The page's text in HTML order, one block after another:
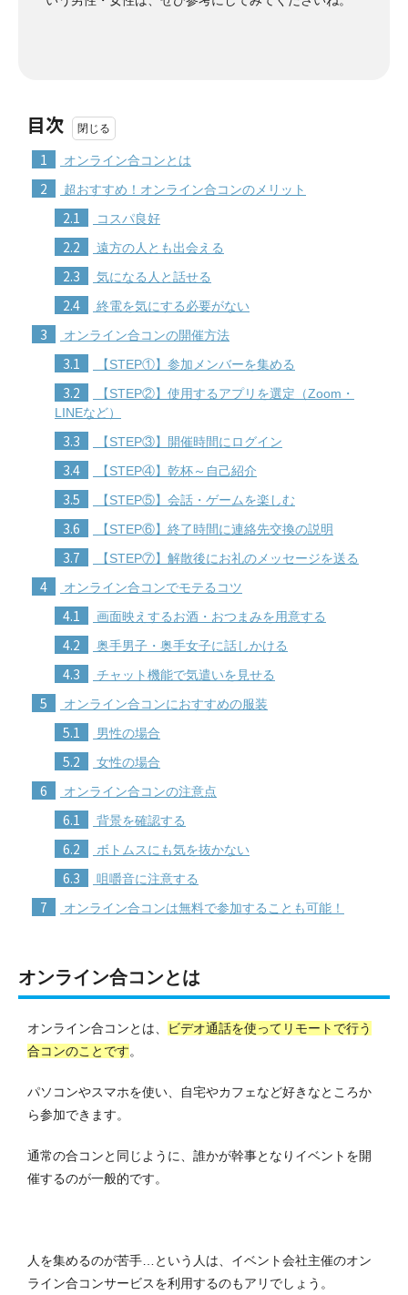
目次
1 オンライン合コンとは
2 超おすすめ！オンライン合コンのメリット
2.1 コスパ良好
2.2 遠方の人とも出会える
2.3 気になる人と話せる
2.4 終電を気にする必要がない
3 オンライン合コンの開催方法
3.1 【STEP①】参加メンバーを集める
3.2
【STEP②】使用するアプリを選定（Zoom・
LINEなど）
3.3 【STEP③】開催時間にログイン
3.4 【STEP④】乾杯～自己紹介
3.5 【STEP⑤】会話・ゲームを楽しむ
3.6 【STEP⑥】終了時間に連絡先交換の説明
3.7 【STEP⑦】解散後にお礼のメッセージを送る
4 オンライン合コンでモテるコツ
4.1 画面映えするお酒・おつまみを用意する
4.2 奥手男子・奥手女子に話しかける
4.3 チャット機能で気遣いを見せる
5 オンライン合コンにおすすめの服装
5.1 男性の場合
5.2 女性の場合
6 オンライン合コンの注意点
6.1 背景を確認する
6.2 ボトムスにも気を抜かない
6.3 咀嚼音に注意する
7 オンライン合コンは無料で参加することも可能！
オンライン合コンとは
オンライン合コンとは、
ビデオ通話を使ってリモートで行う
合コンのことです。
パソコンやスマホを使い、自宅やカフェなど好きなところか
ら参加できます。
通常の合コンと同じように、誰かが幹事となりイベントを開
催するのが一般的です。
人を集めるのが苦手…という人は、イベント会社主催のオン
ライン合コンサービスを利用するのもアリでしょう。